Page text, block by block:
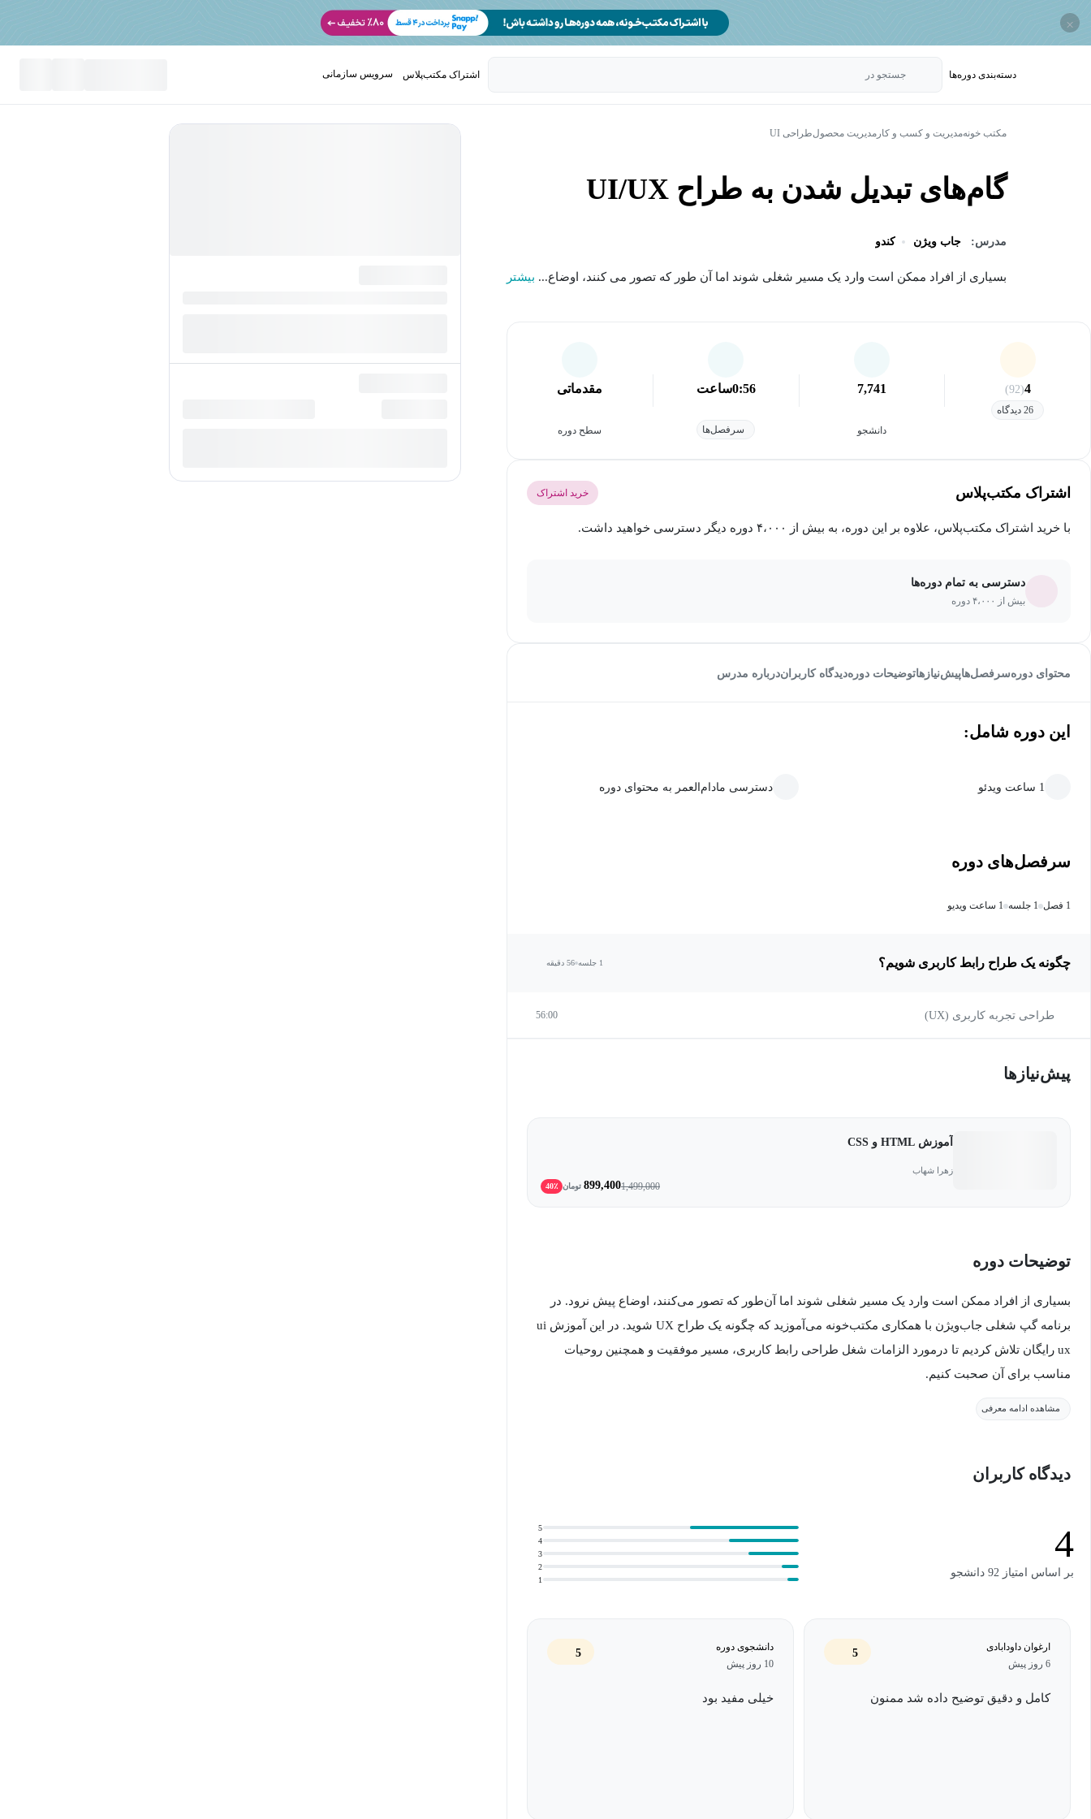
×
دسته‌بندی‌ دوره‌ها جستجو در اشتراک مکتب‌پلاس سرویس سازمانی
مکتب خونهمدیریت و کسب و کار مدیریت محصولطراحی UI
گام‌های تبدیل شدن به طراح UI/UX
مدرس: جاب ویژن کندو
بسیاری از افراد ممکن است وارد یک مسیر شغلی شوند اما آن طور که تصور می کنند، اوضاع... بیشتر
4
(92)
26 دیدگاه
7,741
دانشجو
0:56ساعت
سرفصل‌ها
مقدماتی
سطح دوره
اشتراک مکتب‌پلاس خرید اشتراک
با خرید اشتراک مکتب‌پلاس، علاوه بر این دوره، به بیش از ۴،۰۰۰ دوره دیگر دسترسی خواهید داشت.
دسترسی به تمام دوره‌ها
بیش از ۴،۰۰۰ دوره
محتوای دورهسرفصل‌هاپیش‌نیاز‌هاتوضیحات دورهدیدگاه کاربراندرباره مدرس
این دوره شامل:
1 ساعت ویدئو دسترسی مادام‌العمر به محتوای دوره
سرفصل‌های دوره
1 فصل 1 جلسه 1 ساعت ویدیو
چگونه یک طراح رابط کاربری شویم؟ 1 جلسه 56 دقیقه
طراحی تجربه کاربری (UX) 56:00
پیش‌نیاز‌ها
آموزش HTML و CSS
زهرا شهاب
1,499,000
899,400 تومان 40٪
توضیحات دوره
بسیاری از افراد ممکن است وارد یک مسیر شغلی شوند اما آن‌طور که تصور می‌کنند، اوضاع پیش نرود. در
برنامه گپ شغلی جاب‌ویژن با همکاری مکتب‌خونه می‌آموزید که چگونه یک طراح UX شوید. در این آموزش ui
ux رایگان تلاش کردیم تا درمورد الزامات شغل طراحی رابط کاربری، مسیر موفقیت و همچنین روحیات
مناسب برای آن صحبت کنیم.
بین کاربر و محصول توجه شود.
دوره آموزش ui ux رایگان یک دوره هدفمند و جذاب برای افراد علاقه‌مند به رابط کاربری است که در نزدیک به
یک ساعت محتوای آموزشی به آموزش مفاهیم رابط کاربری می‌پردازد.
مشاهده ادامه معرفی
دیدگاه کاربران
4
بر اساس امتیاز 92 دانشجو
1
2
3
4
5
ارغوان داودابادی
6 روز پیش
5
کامل و دقیق توضیح داده شد ممنون
دانشجوی دوره
10 روز پیش
5
خیلی مفید بود